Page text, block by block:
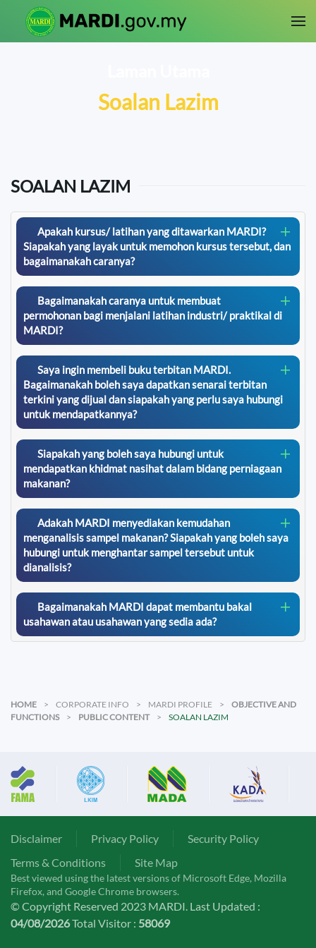
Skip to main content
Soalan Lazim
SOALAN LAZIM
Apakah kursus/ latihan yang ditawarkan MARDI?
Siapakah yang layak untuk memohon kursus tersebut, dan
bagaimanakah caranya?
Bagaimanakah caranya untuk membuat
permohonan bagi menjalani latihan industri/ praktikal di
MARDI?
Saya ingin membeli buku terbitan MARDI.
Bagaimanakah boleh saya dapatkan senarai terbitan
terkini yang dijual dan siapakah yang perlu saya hubungi
untuk mendapatkannya?
Siapakah yang boleh saya hubungi untuk
mendapatkan khidmat nasihat dalam bidang perniagaan
makanan?
Adakah MARDI menyediakan kemudahan
menganalisis sampel makanan? Siapakah yang boleh saya
hubungi untuk menghantar sampel tersebut untuk
dianalisis?
Bagaimanakah MARDI dapat membantu bakal
usahawan atau usahawan yang sedia ada?
HOME CORPORATE INFO MARDI PROFILE
OBJECTIVE AND
FUNCTIONS
PUBLIC CONTENT SOALAN LAZIM
Disclaimer Privacy Policy
Security Policy
Terms & Conditions
Site Map
Best viewed using the latest versions of Microsoft Edge, Mozilla
Firefox, and Google Chrome browsers.
© Copyright Reserved 2023 MARDI. Last Updated :
04/08/2026Total Visitor : 58069